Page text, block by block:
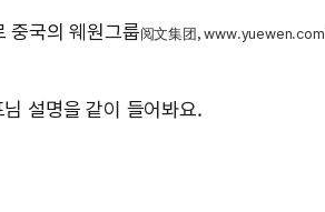
중국의 웨원그룹阅文集团, www.yuewen.com
설명을 같이 들어봐요.